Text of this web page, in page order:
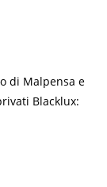
di Malpensa e
Blacklux: